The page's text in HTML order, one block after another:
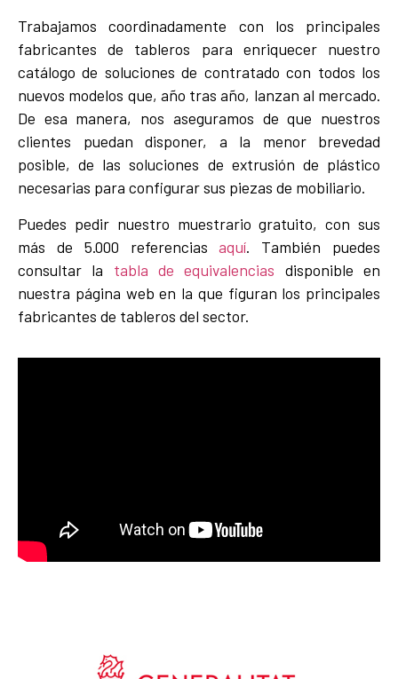
Trabajamos coordinadamente con los principales
fabricantes de tableros para enriquecer nuestro
catálogo de soluciones de contratado con todos los
nuevos modelos que, año tras año, lanzan al mercado.
De esa manera, nos aseguramos de que nuestros
clientes puedan disponer, a la menor brevedad
posible, de las soluciones de extrusión de plástico
necesarias para configurar sus piezas de mobiliario.
Puedes pedir nuestro muestrario gratuito, con sus
más de 5.000 referenciasaquí. También puedes
consultar la tabla de equivalencias disponible en
nuestra página web en la que figuran los principales
fabricantes de tableros del sector.